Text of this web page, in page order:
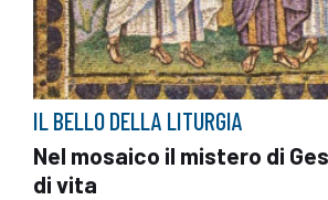
IL BELLO DELLA LITURGIA
Nel mosaico il mistero di
di vita